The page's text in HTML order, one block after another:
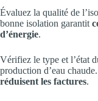
Évaluez la qualité de
bonne isolation garantit
d’énergie.
Vérifiez le type et l’état
production d’eau
réduisent les factures.